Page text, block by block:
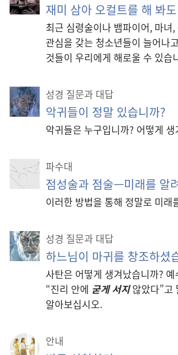
재미 삼아 오컬트를 해 봐
최근 심령술이나 뱀파이어, 마녀
관심을 갖는 청소년들이 늘어나
것들이 우리에게 해로울 수 있습
성경 질문과 대답
악귀들이 정말 있습니까?
악귀들은 누구입니까? 어떻게
파수대
점성술과 점술—미래를 알
이러한 방법을 통해 정말로 미래
성경 질문과 대답
하느님이 마귀를 창조하셨
사탄은 어떻게 생겨났습니까?
“진리 안에 굳게 서지않았다”고
알아보십시오.
안내